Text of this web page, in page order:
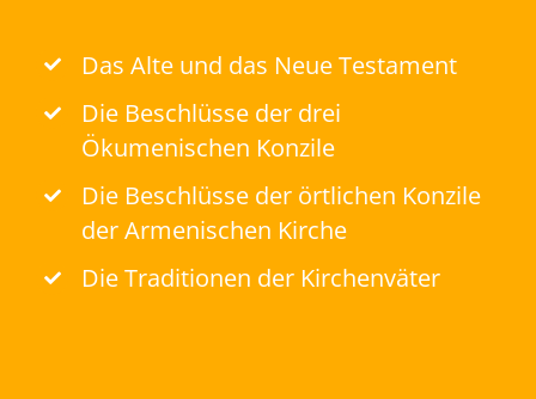
Das Alte und das Neue Testament
Die Beschlüsse der drei
Ökumenischen Konzile
Die Beschlüsse der örtlichen Konzile
der Armenischen Kirche
Die Traditionen der Kirchenväter